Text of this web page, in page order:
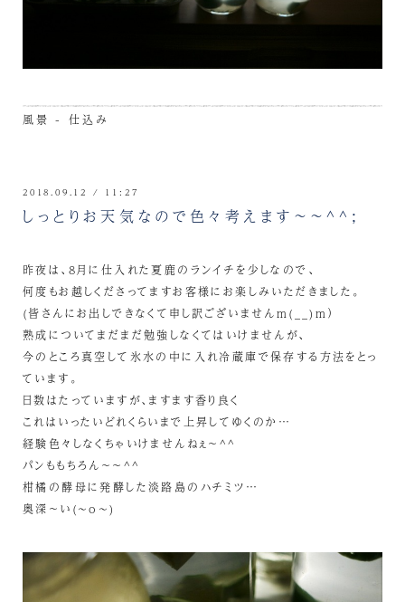
風景 - 仕込み
2018.09.12 / 11:27
しっとりお天気なので色々考えます～～^^;
昨夜は、8月に仕入れた夏鹿のランイチを少しなので、
何度もお越しくださってますお客様にお楽しみいただきました。
(皆さんにお出しできなくて申し訳ございませんm(__)m）
熟成についてまだまだ勉強しなくてはいけませんが、
今のところ真空して氷水の中に入れ冷蔵庫で保存する方法をとっ
ています。
日数はたっていますが、ますます香り良く
これはいったいどれくらいまで上昇してゆくのか…
経験色々しなくちゃいけませんねぇ～^^
パンももちろん～～^^
柑橘の酵母に発酵した淡路島のハチミツ…
奥深～い(~o~)